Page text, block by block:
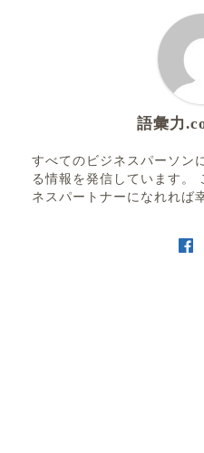
語彙力
すべてのビジネスパーソン
る情報を発信しています。
ネスパートナーになれれば